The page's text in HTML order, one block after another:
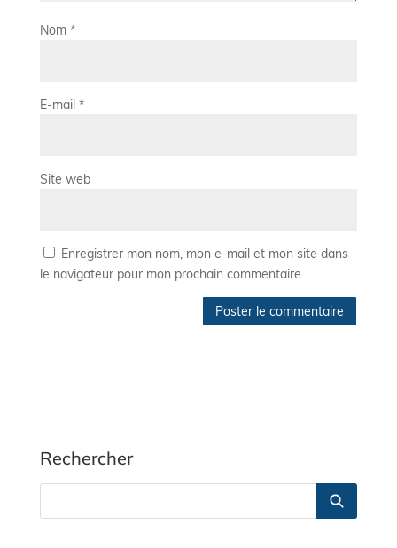
Nom *
E-mail *
Site web
Enregistrer mon nom, mon e-mail et mon site dans
le navigateur pour mon prochain commentaire.
Rechercher